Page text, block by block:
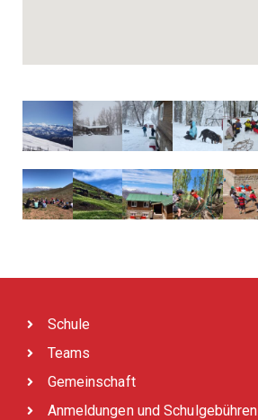
Schule
Teams
Gemeinschaft
Anmeldungen und Schulgebühren